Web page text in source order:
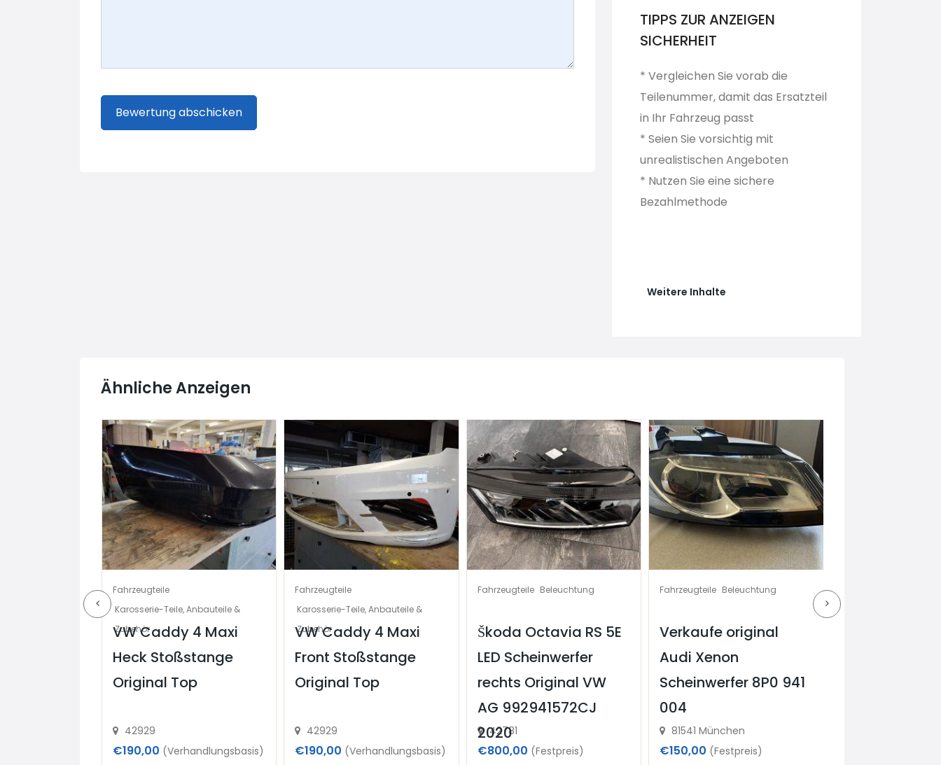
TIPPS ZUR ANZEIGEN
SICHERHEIT
* Vergleichen Sie vorab die
Teilenummer, damit das Ersatzteil
in Ihr Fahrzeug passt
* Seien Sie vorsichtig mit
unrealistischen Angeboten
* Nutzen Sie eine sichere
Bezahlmethode
Weitere Inhalte
Ähnliche Anzeigen
Fahrzeugteile
Karosserie-Teile, Anbauteile &
Zubehör
VW Caddy 4 Maxi
Heck Stoßstange
Original Top
42929
€190,00 (Verhandlungsbasis)
Fahrzeugteile
Karosserie-Teile, Anbauteile &
Zubehör
VW Caddy 4 Maxi
Front Stoßstange
Original Top
42929
€190,00 (Verhandlungsbasis)
Fahrzeugteile Beleuchtung
Škoda Octavia RS 5E
LED Scheinwerfer
rechts Original VW
AG 992941572CJ
2020
42781
€800,00 (Festpreis)
Fahrzeugteile Beleuchtung
Verkaufe original
Audi Xenon
Scheinwerfer 8P0 941
004
81541 München
€150,00 (Festpreis)